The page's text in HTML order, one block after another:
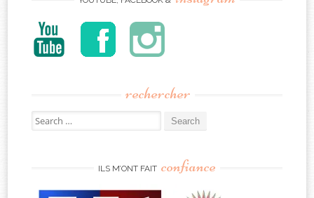
rechercher
Search
for:
ILS M’ONT FAIT confiance